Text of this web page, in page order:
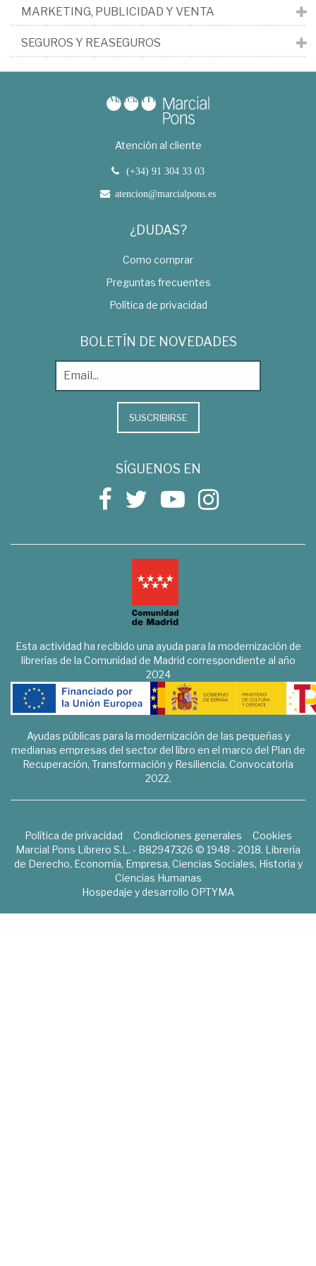
MARKETING, PUBLICIDAD Y VENTA
SEGUROS Y REASEGUROS
Atención al cliente
(+34) 91 304 33 03
atencion@marcialpons.es
¿DUDAS?
Como comprar
Preguntas frecuentes
Política de privacidad
BOLETÍN DE NOVEDADES
SUSCRIBIRSE
SÍGUENOS EN
Esta actividad ha recibido una ayuda para la modernización de
librerías de la Comunidad de Madrid correspondiente al año
2024
Ayudas públicas para la modernización de las pequeñas y
medianas empresas del sector del libro en el marco del Plan de
Recuperación, Transformación y Resiliencia. Convocatoria
2022.
Política de privacidad Condiciones generales
Cookies
Marcial Pons Librero S.L. - B82947326 © 1948 - 2018. Librería
de Derecho, Economía, Empresa, Ciencias Sociales, Historia y
Ciencias Humanas
Hospedaje y desarrollo OPTYMA